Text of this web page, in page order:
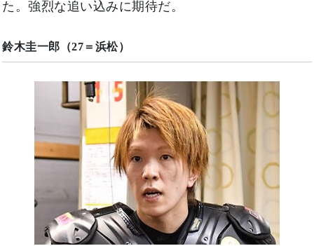
た。強烈な追い込みに期待だ。
鈴木圭一郎（27＝浜松）